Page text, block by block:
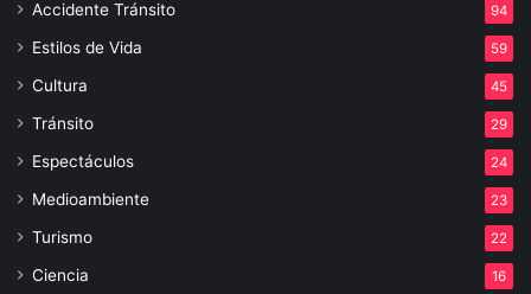
Accidente Tránsito 94
Estilos de Vida 59
Cultura 45
Tránsito 29
Espectáculos 24
Medioambiente 23
Turismo 22
Ciencia 16